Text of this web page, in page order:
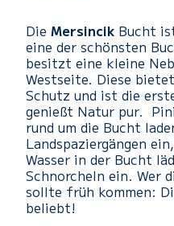
Die Mersincik Bucht
eine der schönsten
besitzt eine kleine
Westseite. Diese
Schutz und ist die
genießt Natur pur.
rund um die Bucht
Landspaziergängen
Wasser in der Bucht
Schnorcheln ein. Wer
sollte früh kommen:
beliebt!